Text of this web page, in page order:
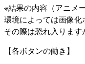
※結果の内容（アニメ
環境によっては画像化
その際は恐れ入ります
【各ボタンの働き】